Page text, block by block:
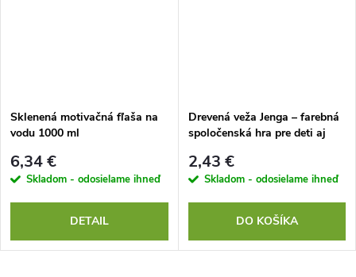
Sklenená motivačná fľaša na
vodu 1000 ml
6,34 €
Skladom - odosielame ihneď
DETAIL
Drevená veža Jenga – farebná
spoločenská hra pre deti aj
2,43 €
Skladom - odosielame ihneď
DO KOŠÍKA